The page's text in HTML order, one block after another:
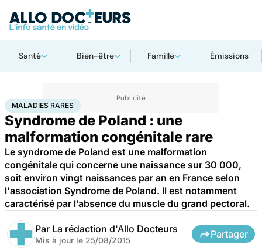
Santé Bien-être Famille Émissions
AccueilSantéMaladies Maladies raresMaladies rares
MALADIES RARES
Syndrome de Poland : une
malformation congénitale rare
Le syndrome de Poland est une malformation
congénitale qui concerne une naissance sur 30 000,
soit environ vingt naissances par an en France selon
l'association Syndrome de Poland. Il est notamment
caractérisé par l’absence du muscle du grand pectoral.
Par La rédaction d'Allo Docteurs
Mis à jour le 25/08/2015
Partager